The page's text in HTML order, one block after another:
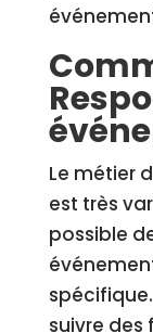
Le métier
est très
possible
suivre